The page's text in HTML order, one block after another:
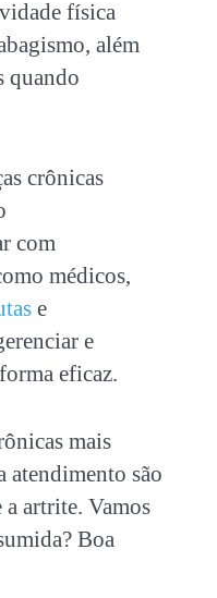
física
além
quando
crônicas
com
médicos,
e
e
eficaz.
mais
atendimento são
artrite. Vamos
Boa